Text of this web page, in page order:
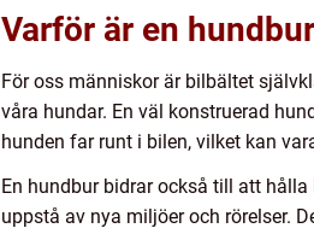
Varför är en
För oss människor är bilbältet
våra hundar. En väl konstruerad
hunden far runt i bilen, vilket kan
En hundbur bidrar också till att
uppstå av nya miljöer och rörelser.